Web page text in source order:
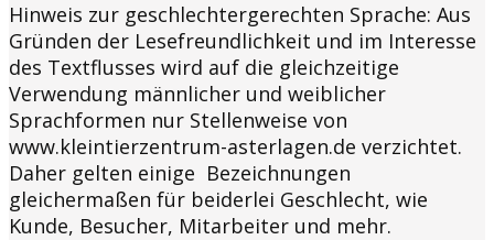
Hinweis zur geschlechtergerechten Sprache: Aus
Gründen der Lesefreundlichkeit und im Interesse
des Textflusses wird auf die gleichzeitige
Verwendung männlicher und weiblicher
Sprachformen nur Stellenweise von
www.kleintierzentrum-asterlagen.de verzichtet.
Daher gelten einige Bezeichnungen
gleichermaßen für beiderlei Geschlecht, wie
Kunde, Besucher, Mitarbeiter und mehr.